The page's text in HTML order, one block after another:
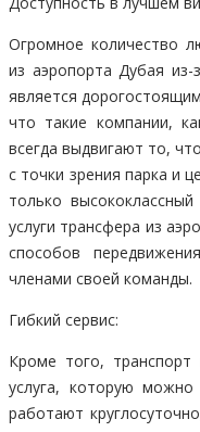
Огромное количество
из аэропорта Дубая
является
что такие компании,
всегда выдвигают то,
с точки зрения парка и
только
услуги трансфера из
способов
членами своей команды.
Гибкий сервис:
Кроме того,
услуга, которую
работают